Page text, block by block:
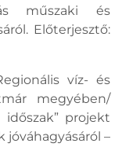
műszaki és
Előterjesztő:
víz- és
megyében/
időszak” projekt
–